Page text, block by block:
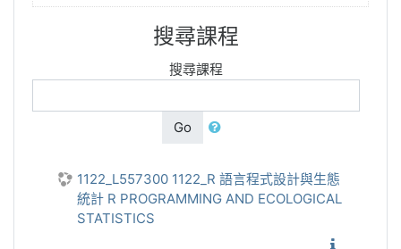
搜尋課程
搜尋課程
Go
1122_L557300 1122_R 語言程式設計與生態
統計 R PROGRAMMING AND ECOLOGICAL
STATISTICS